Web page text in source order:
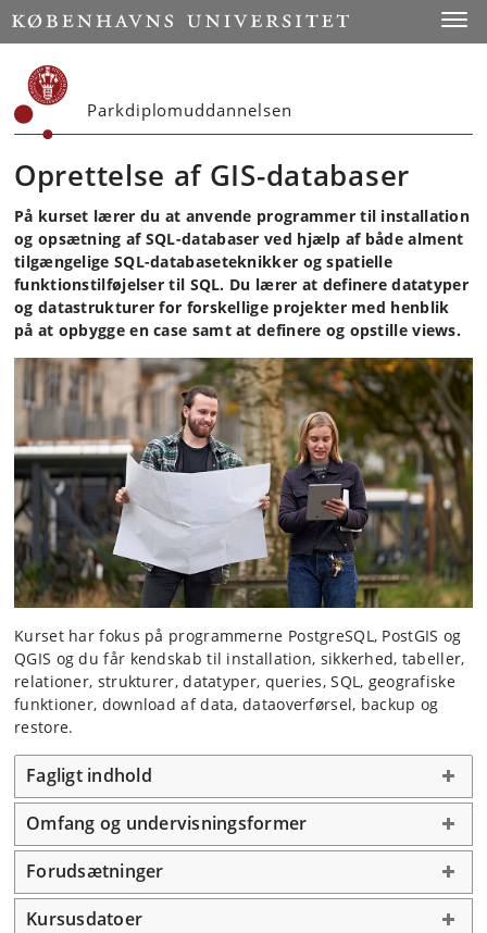
Start
Parkdiplomuddannelsen
Oprettelse af GIS-databaser
På kurset lærer du at anvende programmer til installation
og opsætning af SQL-databaser ved hjælp af både alment
tilgængelige SQL-databaseteknikker og spatielle
funktionstilføjelser til SQL. Du lærer at definere datatyper
og datastrukturer for forskellige projekter med henblik
på at opbygge en case samt at definere og opstille views.
Kurset har fokus på programmerne PostgreSQL, PostGIS og
QGIS og du får kendskab til installation, sikkerhed, tabeller,
relationer, strukturer, datatyper, queries, SQL, geografiske
funktioner, download af data, dataoverførsel, backup og
restore.
Fagligt indhold
Omfang og undervisningsformer
Forudsætninger
Kursusdatoer